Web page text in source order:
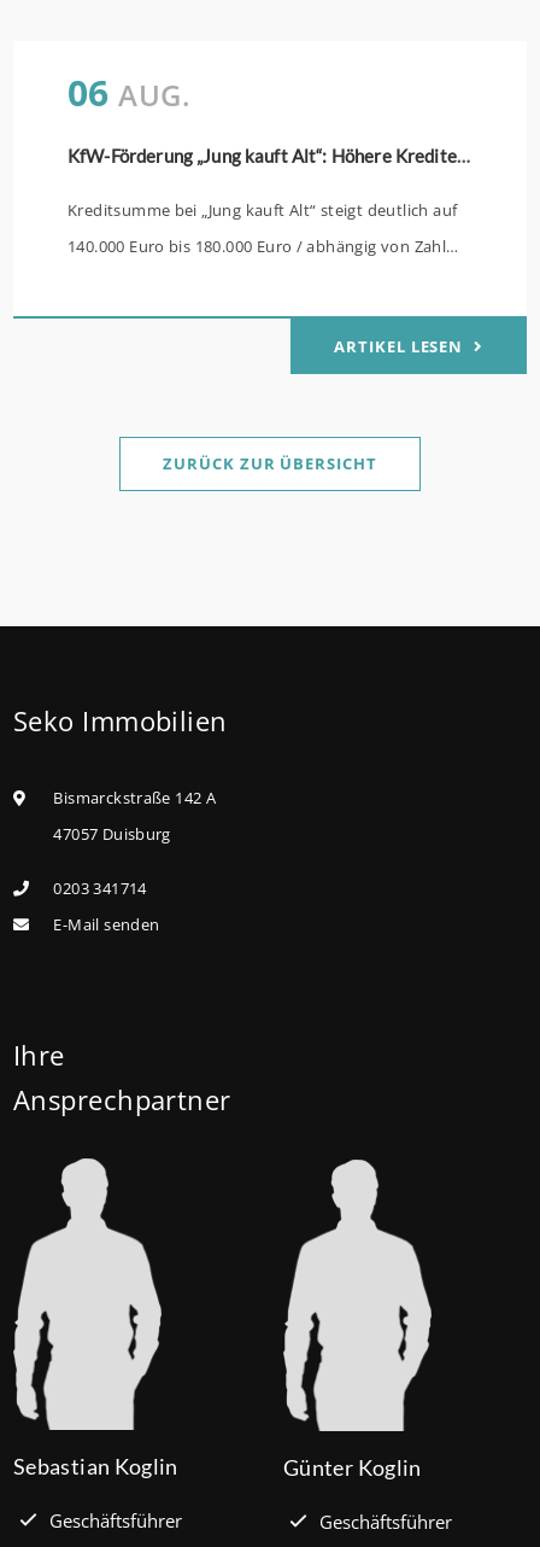
06 AUG.
KfW-Förderung „Jung kauft Alt“: Höhere Kredite ab August 2026
Kreditsumme bei „Jung kauft Alt“ steigt deutlich auf
140.000 Euro bis 180.000 Euro / abhängig von Zahl
verbilligt: Heutiger Zins bei 0,53 Prozent effektiv bei
35 Jahren Laufzeit und 10 Jahren Zinsbindung
Sanierung in Einzelmaßnahmen ab sofort möglich
kaufen, die sie selbst bewohnen und sanieren,
höheren Kreditbetrag bei der KfW beantragen. Für
Familien mit einem Kind steigt der
Euro, für Familien mit zwei Kindern auf 160.000 Euro
(vorher: 125.000 Euro) und für Familien mit drei und
Heute liegt der Zinssatz für ein Darlehen mit 35
Prozent effektiv. (mehr …)
ARTIKEL LESEN
ZURÜCK ZUR ÜBERSICHT
Seko Immobilien
Bismarckstraße 142 A
47057 Duisburg
0203 341714
E-Mail senden
Ihre
Ansprechpartner
Sebastian Koglin
Geschäftsführer
Günter Koglin
Geschäftsführer